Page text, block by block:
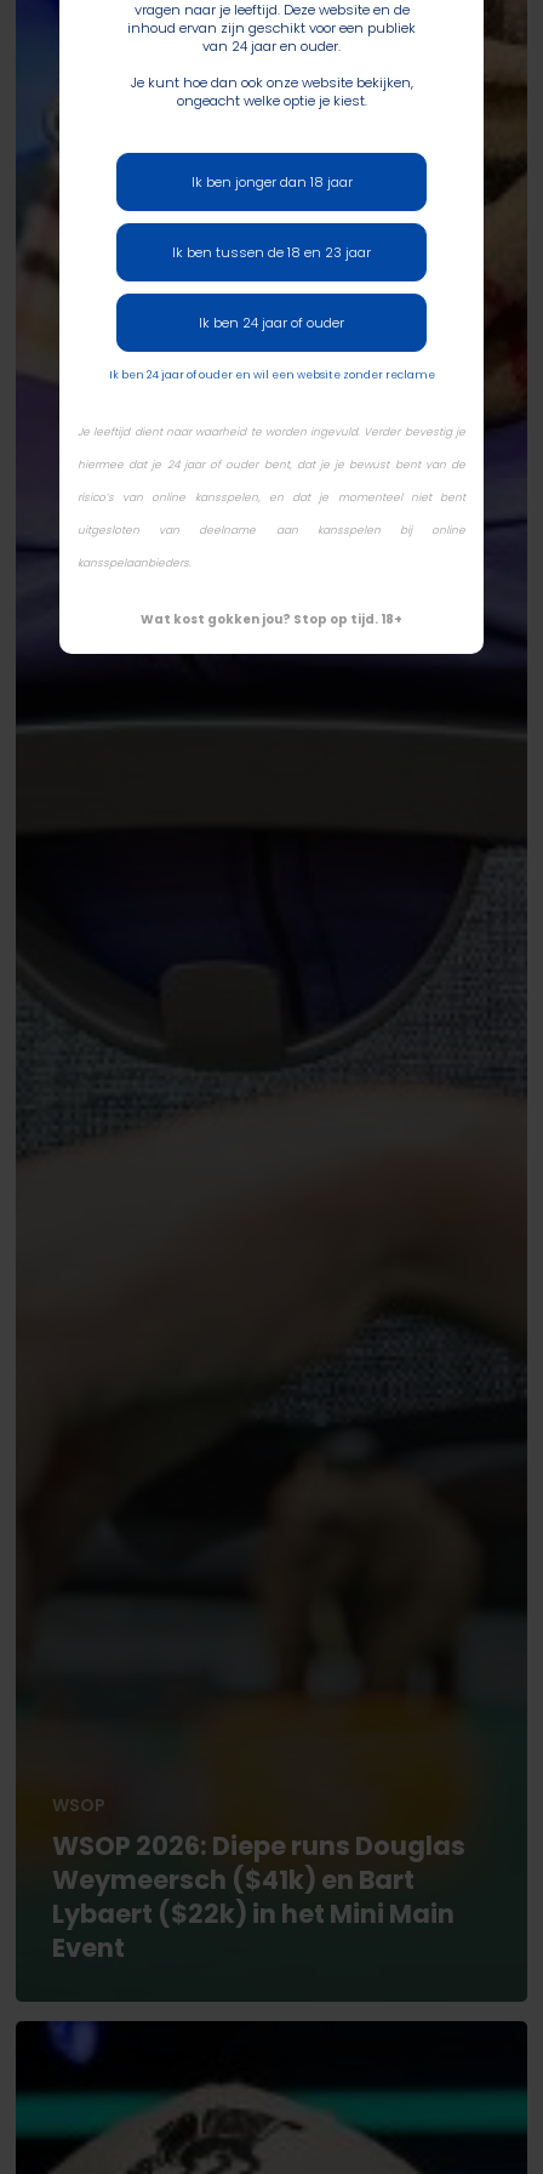
WSOP
WSOP 2026: Diepe runs Douglas
Weymeersch ($41k) en Bart
Lybaert ($22k) in het Mini Main
Event
Michael
Mizrachi
heeft
vragen naar je leeftijd. Deze website en de
inhoud ervan zijn geschikt voor een publiek
van 24 jaar en ouder.
Je kunt hoe dan ook onze website bekijken,
ongeacht welke optie je kiest.
Ik ben jonger dan 18 jaar
Ik ben tussen de 18 en 23 jaar
Ik ben 24 jaar of ouder
Ik ben 24 jaar of ouder en wil een website zonder reclame
Je leeftijd dient naar waarheid te worden ingevuld. Verder bevestig je
hiermee dat je 24 jaar of ouder bent, dat je je bewust bent van de
risico’s van online kansspelen, en dat je momenteel niet bent
uitgesloten van deelname aan kansspelen bij online
kansspelaanbieders.
Wat kost gokken jou? Stop op tijd. 18+